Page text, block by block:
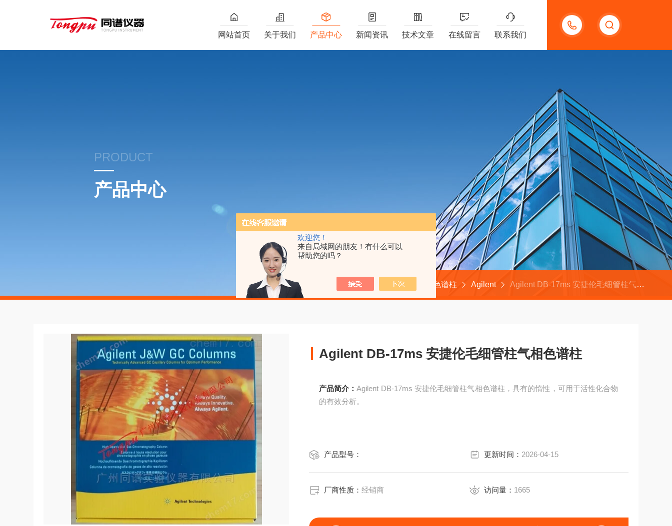
欢迎您！
来自局域网的朋友！有什么可以
帮助您的吗？
15920118006
网站首页 关于我们 产品中心 新闻资讯 技术文章 在线留言 联系我们
PRODUCT
产品中心
首页 产品中心 气相色谱柱 Agilent Agilent DB-17ms 安捷伦毛细管柱气相色谱柱
Agilent DB-17ms 安捷伦毛细管柱气相色谱柱
产品简介：Agilent DB-17ms 安捷伦毛细管柱气相色谱柱，具有的惰性，可用于活性化合物
的有效分析。
产品型号： 更新时间： 2026-04-15
厂商性质：经销商 访问量： 1665